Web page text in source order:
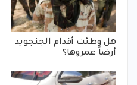
هل وطئت أقدام الجنجويد
أرضاً عمروها؟